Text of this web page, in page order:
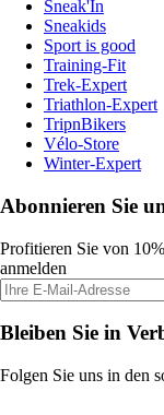
Sneak'In
Sneakids
Sport is good
Training-Fit
Trek-Expert
Triathlon-Expert
TripnBikers
Vélo-Store
Winter-Expert
Abonnieren Sie
Profitieren Sie von
anmelden
Bleiben Sie in
Folgen Sie uns in den